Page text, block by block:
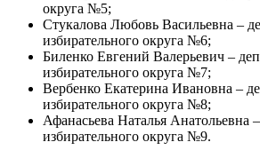
округа №5;
Стукалова Любовь Васильевна –
избирательного округа №6;
Биленко Евгений Валерьевич –
избирательного округа №7;
Вербенко Екатерина Ивановна –
избирательного округа №8;
Афанасьева Наталья Анатольевна
избирательного округа №9.